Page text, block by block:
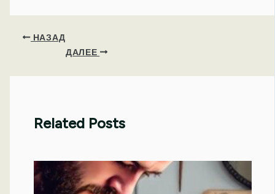
НАЗАД
ДАЛЕЕ
Related Posts